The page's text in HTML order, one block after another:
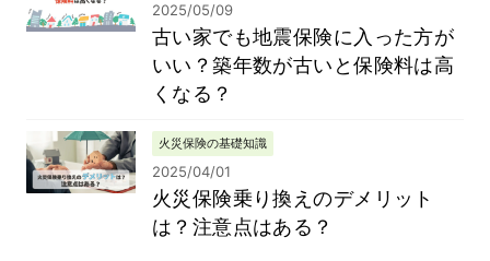
2025/05/09
古い家でも地震保険に入った方が
いい？築年数が古いと保険料は高
くなる？
火災保険の基礎知識
2025/04/01
火災保険乗り換えのデメリット
は？注意点はある？